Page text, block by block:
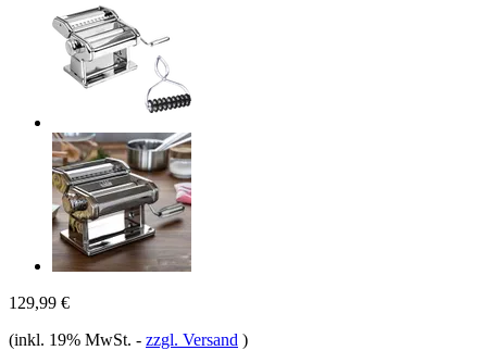
129,99 €
(inkl. 19% MwSt. - zzgl. Versand )